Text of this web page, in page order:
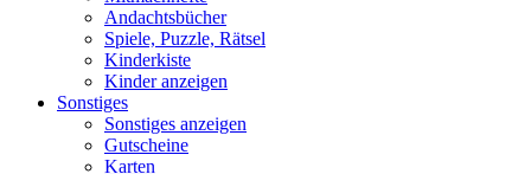
Andachtsbücher
Spiele, Puzzle, Rätsel
Kinderkiste
Kinder anzeigen
Sonstiges
Sonstiges anzeigen
Gutscheine
Karten